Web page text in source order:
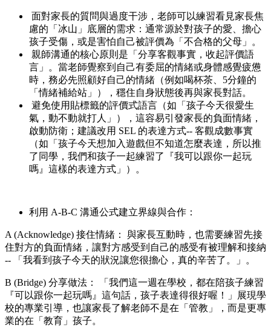
面對家長的質問與過度干涉，老師可以練習看見家長焦
慮的「冰山」底層的需求：通常源於對孩子的愛、擔心
孩子受傷，或是害怕自己被評價為「不合格的父母」。
親師溝通的核心原則是「分享客觀事實，收起評價語
言」。當老師覺察到自己有委屈的情緒或身體感覺疲憊
時，務必先照顧好自己的情緒（例如喝杯茶、5分鐘的
「情緒補給站」），穩住自身狀態後再與家長對話。
避免使用貼標籤的評價式語言（如「孩子今天很愛生
氣，動不動就打人」），這容易引發家長的負面情緒，
啟動防衛；建議改用 SEL 的表達方式-- 客觀成數事實
（如「孩子今天想加入遊戲但不知道怎麼表達，所以推
了同學，我們和孩子一起練習了『我可以跟你一起玩
嗎』這樣的表達方式」）。
利用 A-B-C 溝通公式建立界線與合作：
A (Acknowledge) 接住情緒： 與家長互動時，也需要練習先接
住對方的負面情緒，讓對方感受到自己的感受有被理解和接納
-- 「我看到孩子今天的狀況讓您很擔心，真的辛苦了。」。
B (Bridge) 分享做法： 「我們這一週在學校，都在陪孩子練習
『可以跟你一起玩嗎』這句話，孩子表達得很好喔！」展現學
校的專業引導，也讓家長了解老師不是在「管教」，而是更專
業的在「教育」孩子。